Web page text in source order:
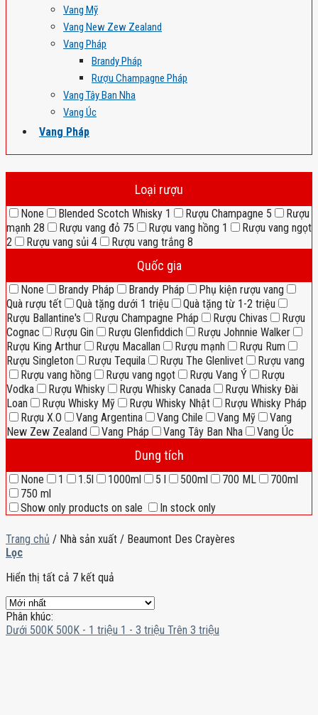
Vang Mỹ
Vang New Zew Zealand
Vang Pháp
Brandy Pháp
Rượu Champagne Pháp
Vang Tây Ban Nha
Vang Úc
Vang Pháp
Loại rượu
None Blended Scotch Whisky 1 Rượu Champagne 5
Rượu
mạnh 28 Rượu vang đỏ 75 Rượu vang hồng 1
Rượu vang ngọt
2
Rượu vang sủi 4 Rượu vang trắng 8
Quốc gia
None Brandy Pháp Brandy Pháp
Phụ kiện rượu vang
Quà rượu tết
Quà tặng dưới 1 triệu
Quà tặng từ 1-2 triệu
Rượu Ballantine's
Rượu Champagne Pháp Rượu Chivas
Rượu
Cognac
Rượu Gin Rượu Glenfiddich
Rượu Johnnie Walker
Rượu King Arthur
Rượu Macallan Rượu mạnh
Rượu Rum
Rượu Singleton
Rượu Tequila Rượu The Glenlivet
Rượu vang
Rượu vang hồng
Rượu vang ngọt Rượu Vang Ý
Rượu
Vodka
Rượu Whisky Rượu Whisky Canada
Rượu Whisky Đài
Loan
Rượu Whisky Mỹ Rượu Whisky Nhật
Rượu Whisky Pháp
Rượu X.O
Vang Argentina Vang Chile Vang Mỹ
Vang
New Zew Zealand
Vang Pháp Vang Tây Ban Nha Vang Úc
Dung tích
None 1 1.5l 1000ml 5 l 500ml 700 ML
700ml
750 ml
Show only products on sale
In stock only
Trang chủ / Nhà sản xuất / Beaumont Des Crayères
Lọc
Hiển thị tất cả 7 kết quả
Phân khúc:
Dưới 500K 500K - 1 triệu 1 - 3 triệu Trên 3 triệu